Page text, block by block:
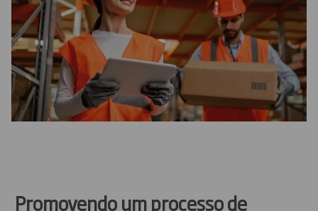
Promovendo um processo de